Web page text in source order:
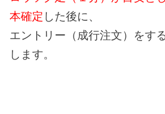
本確定 した後に、
エントリー（成行注文）をす
します。